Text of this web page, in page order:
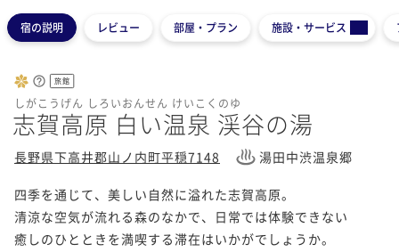
宿の説明 レビュー 部屋・プラン 施設・サービス
旅館
しがこうげん しろいおんせん けいこくのゆ
志賀高原 白い温泉 渓谷の湯
長野県下高井郡山ノ内町平穏7148 湯田中渋温泉郷
四季を通じて、美しい自然に溢れた志賀高原。
清涼な空気が流れる森のなかで、日常では体験できない
癒しのひとときを満喫する滞在はいかがでしょうか。